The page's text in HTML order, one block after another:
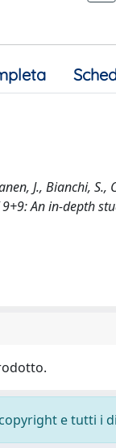
J., Bianchi,
An in-depth
e tutti i